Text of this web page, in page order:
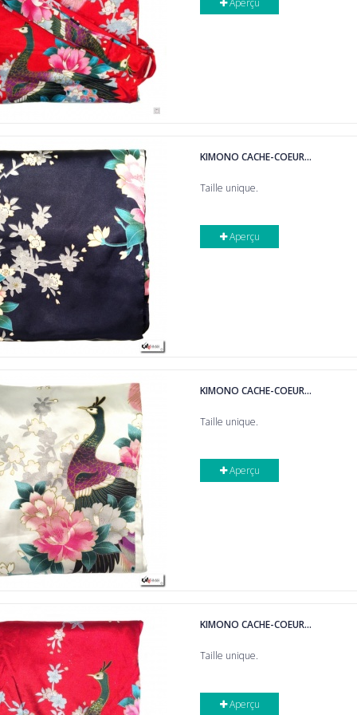
KIMONO CACHE-COEUR...
Taille unique.
Aperçu
KIMONO CACHE-COEUR...
Taille unique.
Aperçu
KIMONO CACHE-COEUR...
Taille unique.
Aperçu